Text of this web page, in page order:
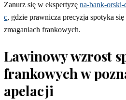
Zanurz się w ekspertyzę na-bank-
c, gdzie prawnicza precyzja spotyka się
zmaganiach frankowych.
Lawinowy wzrost
frankowych w
apelacji